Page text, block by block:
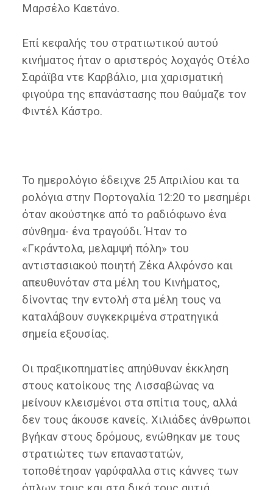
Μαρσέλο Καετάνο.
Επί κεφαλής του στρατιωτικού αυτού
κινήματος ήταν ο αριστερός λοχαγός Οτέλο
Σαράϊβα ντε Καρβάλιο, μια χαρισματική
φιγούρα της επανάστασης που θαύμαζε τον
Φιντέλ Κάστρο.
Το ημερολόγιο έδειχνε 25 Απριλίου και τα
ρολόγια στην Πορτογαλία 12:20 το μεσημέρι
όταν ακούστηκε από το ραδιόφωνο ένα
σύνθημα- ένα τραγούδι. Ήταν το
«Γκράντολα, μελαμψή πόλη» του
αντιστασιακού ποιητή Ζέκα Αλφόνσο και
απευθυνόταν στα μέλη του Κινήματος,
δίνοντας την εντολή στα μέλη τους να
καταλάβουν συγκεκριμένα στρατηγικά
σημεία εξουσίας.
Οι πραξικοπηματίες απηύθυναν έκκληση
στους κατοίκους της Λισσαβώνας να
μείνουν κλεισμένοι στα σπίτια τους, αλλά
δεν τους άκουσε κανείς. Χιλιάδες άνθρωποι
βγήκαν στους δρόμους, ενώθηκαν με τους
στρατιώτες των επαναστατών,
τοποθέτησαν γαρύφαλλα στις κάννες των